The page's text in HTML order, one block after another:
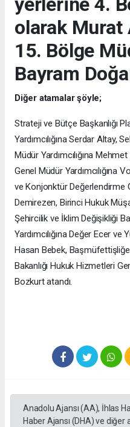
olarak Murat
15. Bölge
Bayram
Diğer atamalar şöyle;
Strateji ve Bütçe Başkanlığı
Yardımcılığına Serdar Altay,
Müdür Yardımcılığına
Genel Müdür Yardımcılığına
ve Konjonktür Değerlendirme
Demirezen, Birinci Hukuk
Şehircilik ve İklim Değişikliği
Yardımcılığına Değer Ecer
Hasan Bebek, Başmüfettişliğe
Bakanlığı Hukuk Hizmetleri
Bozkurt atandı.
Anadolu Ajansı (AA), İhlas
Haber Ajansı (DHA) ve